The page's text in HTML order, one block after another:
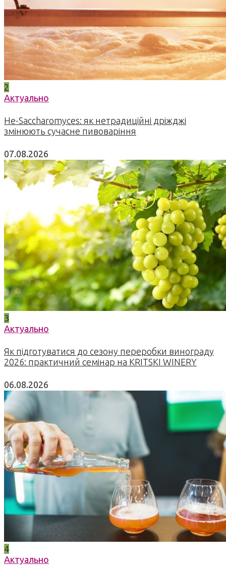
2
Актуально
Не-Saccharomyces: як нетрадиційні дріжджі
змінюють сучасне пивоваріння
07.08.2026
3
Актуально
Як підготуватися до сезону переробки винограду
2026: практичний семінар на KRITSKI WINERY
06.08.2026
4
Актуально